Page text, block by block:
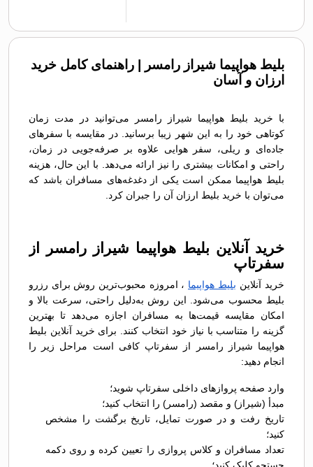
بلیط هواپیما شیراز رامسر | راهنمای کامل خرید
ارزان و آسان
با خرید بلیط هواپیما شیراز رامسر می‌توانید در مدت زمان
کوتاهی خود را به این شهر زیبا برسانید. در مقایسه با سفرهای
جاده‌ای و ریلی، سفر هوایی علاوه بر صرفه‌جویی در زمان،
راحتی و امکانات بیشتری را نیز ارائه می‌دهد. با این حال، هزینه
بلیط هواپیما ممکن است یکی از دغدغه‌های مسافران باشد که
می‌توان با خرید بلیط ارزان آن را جبران کرد.
خرید آنلاین بلیط هواپیما شیراز رامسر از
سفرتاپ
خرید آنلاین بلیط هواپیما ، امروزه محبوب‌ترین روش برای رزرو
بلیط محسوب می‌شود. این روش به‌دلیل راحتی، سرعت بالا و
امکان مقایسه قیمت‌ها به مسافران اجازه می‌دهد تا بهترین
گزینه را متناسب با نیاز خود انتخاب کنند. برای خرید آنلاین بلیط
هواپیما شیراز رامسر از سفرتاپ کافی است مراحل زیر را
انجام دهید:
وارد صفحه پروازهای داخلی سفرتاپ شوید؛
مبدأ (شیراز) و مقصد (رامسر) را انتخاب کنید؛
تاریخ رفت و در صورت تمایل، تاریخ برگشت را مشخص
کنید؛
تعداد مسافران و کلاس پروازی را تعیین کرده و روی دکمه